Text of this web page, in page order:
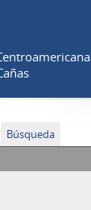
Búsqueda